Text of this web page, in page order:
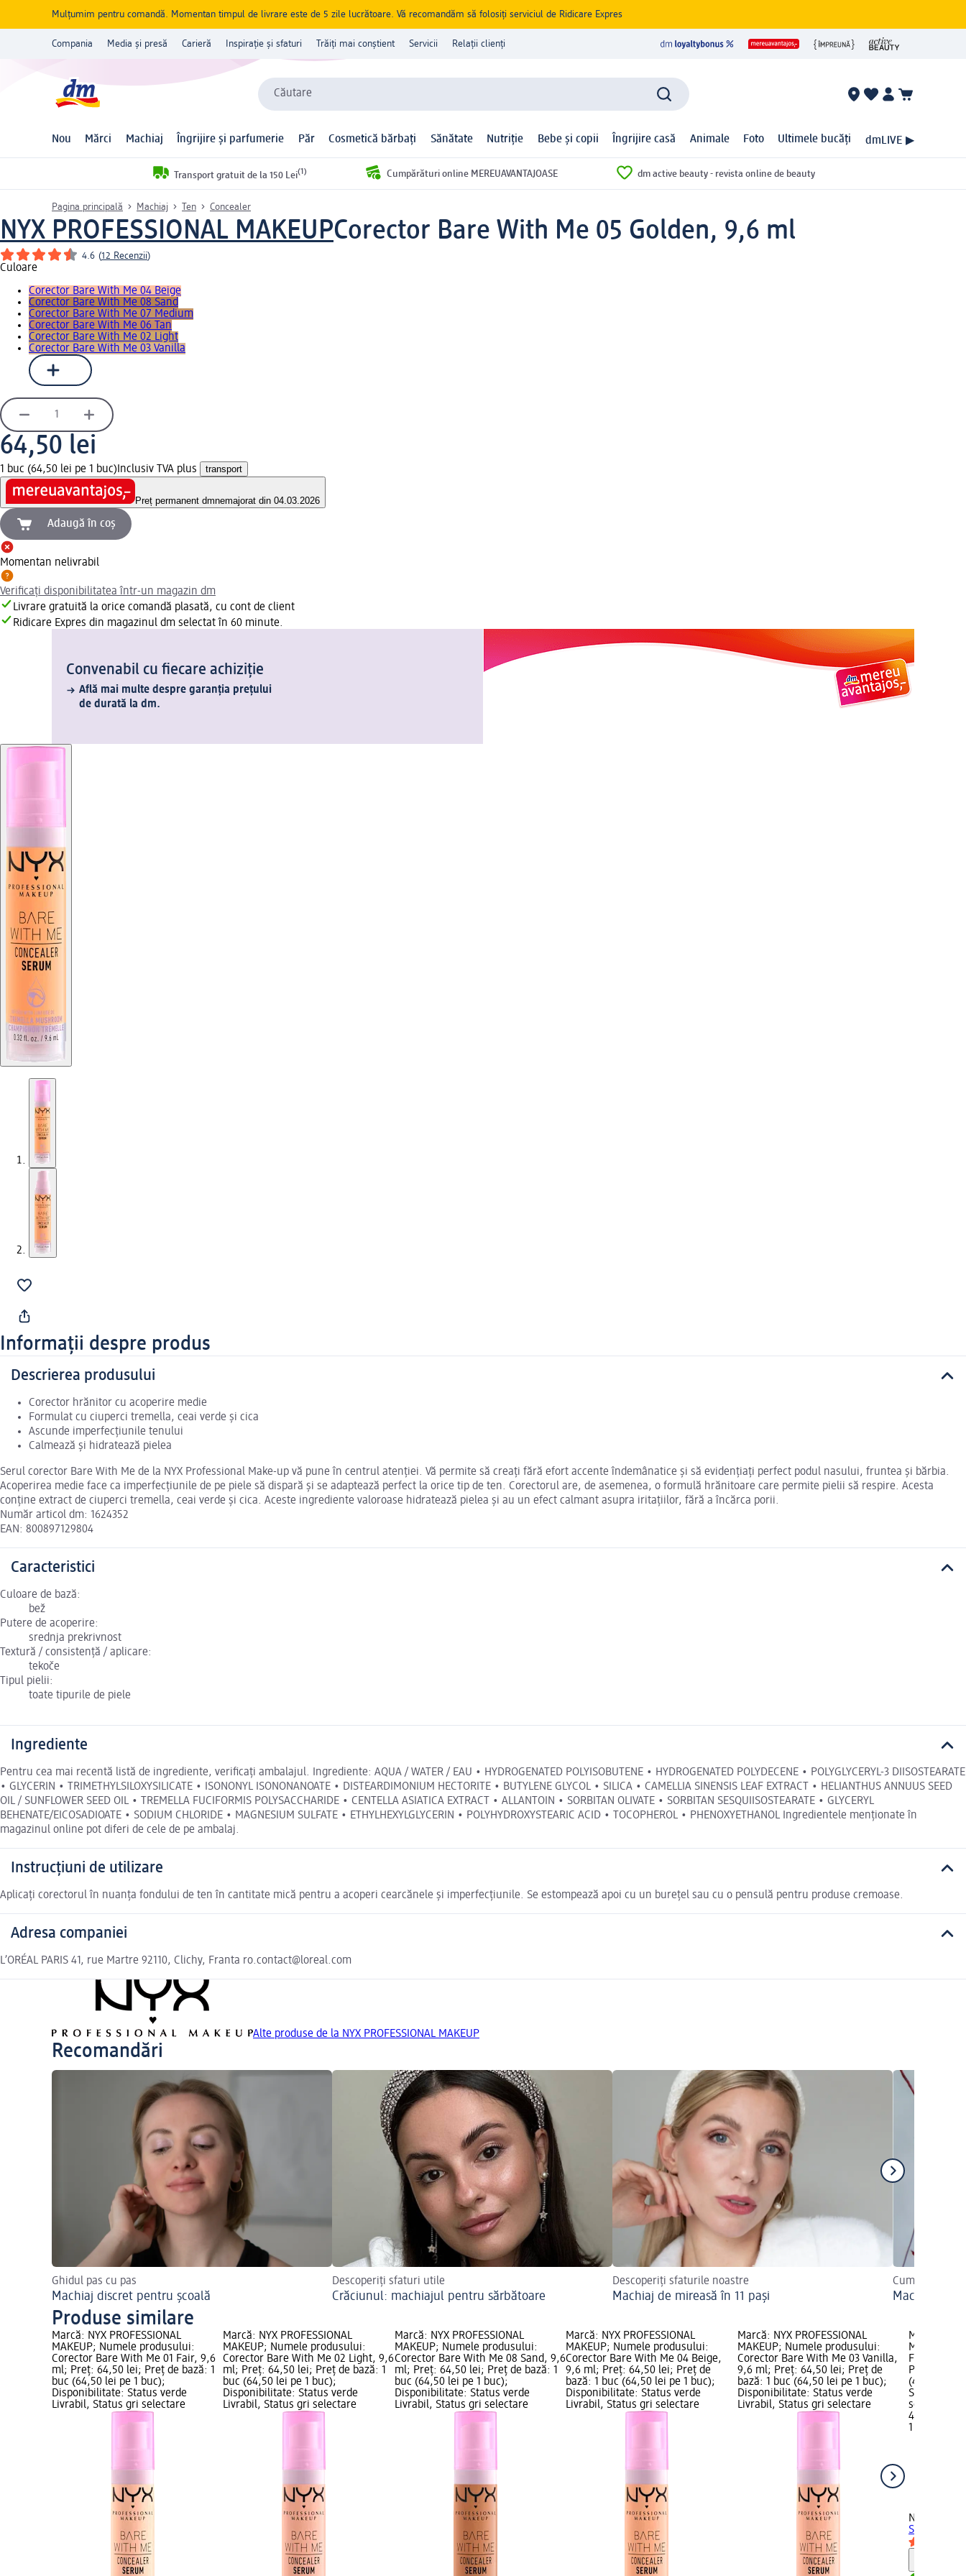
Mulțumim pentru comandă. Momentan timpul de livrare este de 5 zile lucrătoare. Vă recomandăm să folosiți serviciul de Ridicare Expres
Compania Media și presă Carieră Inspirație și sfaturi Trăiți mai conștient Servicii Relații clienți
Căutare
Nou Mărci Machiaj Îngrijire și parfumerie Păr Cosmetică bărbați Sănătate Nutriție Bebe și copii Îngrijire casă Animale Foto Ultimele bucăți dmLIVE ▶
Transport gratuit de la 150 Lei(1) Cumpărături online MEREUAVANTAJOASE dm active beauty - revista online de beauty
Pagina principală Machiaj Ten Concealer
NYX PROFESSIONAL MAKEUPCorector Bare With Me 05 Golden, 9,6 ml
4.6 (12 Recenzii)
Culoare
Corector Bare With Me 04 Beige
Corector Bare With Me 08 Sand
Corector Bare With Me 07 Medium
Corector Bare With Me 06 Tan
Corector Bare With Me 02 Light
Corector Bare With Me 03 Vanilla
64,50 lei
1 buc (64,50 lei pe 1 buc) Inclusiv TVA plus transport
Preț permanent dmnemajorat din 04.03.2026
Adaugă în coș
Momentan nelivrabil
Verificați disponibilitatea într-un magazin dm
Livrare gratuită la orice comandă plasată, cu cont de client
Ridicare Expres din magazinul dm selectat în 60 minute.
Convenabil cu fiecare achiziție
Află mai multe despre garanția prețului
de durată la dm.
Informații despre produs
Descrierea produsului
Corector hrănitor cu acoperire medie
Formulat cu ciuperci tremella, ceai verde și cica
Ascunde imperfecțiunile tenului
Calmează și hidratează pielea
Serul corector Bare With Me de la NYX Professional Make-up vă pune în centrul atenției. Vă permite să creați fără efort accente îndemânatice și să evidențiați perfect podul nasului, fruntea și bărbia.
Acoperirea medie face ca imperfecțiunile de pe piele să dispară și se adaptează perfect la orice tip de ten. Corectorul are, de asemenea, o formulă hrănitoare care permite pielii să respire. Acesta
conține extract de ciuperci tremella, ceai verde și cica. Aceste ingrediente valoroase hidratează pielea și au un efect calmant asupra iritațiilor, fără a încărca porii.
Număr articol dm: 1624352
EAN: 800897129804
Caracteristici
Culoare de bază:
bež
Putere de acoperire:
srednja prekrivnost
Textură / consistență / aplicare:
tekoče
Tipul pielii:
toate tipurile de piele
Ingrediente
Pentru cea mai recentă listă de ingrediente, verificați ambalajul. Ingrediente: AQUA / WATER / EAU • HYDROGENATED POLYISOBUTENE • HYDROGENATED POLYDECENE • POLYGLYCERYL-3 DIISOSTEARATE
• GLYCERIN • TRIMETHYLSILOXYSILICATE • ISONONYL ISONONANOATE • DISTEARDIMONIUM HECTORITE • BUTYLENE GLYCOL • SILICA • CAMELLIA SINENSIS LEAF EXTRACT • HELIANTHUS ANNUUS SEED
OIL / SUNFLOWER SEED OIL • TREMELLA FUCIFORMIS POLYSACCHARIDE • CENTELLA ASIATICA EXTRACT • ALLANTOIN • SORBITAN OLIVATE • SORBITAN SESQUIISOSTEARATE • GLYCERYL
BEHENATE/EICOSADIOATE • SODIUM CHLORIDE • MAGNESIUM SULFATE • ETHYLHEXYLGLYCERIN • POLYHYDROXYSTEARIC ACID • TOCOPHEROL • PHENOXYETHANOL Ingredientele menționate în
magazinul online pot diferi de cele de pe ambalaj.
Instrucțiuni de utilizare
Aplicați corectorul în nuanța fondului de ten în cantitate mică pentru a acoperi cearcănele și imperfecțiunile. Se estompează apoi cu un burețel sau cu o pensulă pentru produse cremoase.
Adresa companiei
L’ORÉAL PARIS 41, rue Martre 92110, Clichy, Franta ro.contact@loreal.com
Alte produse de la NYX PROFESSIONAL MAKEUP
Recomandări
Ghidul pas cu pas
Machiaj discret pentru școală
Descoperiți sfaturi utile
Crăciunul: machiajul pentru sărbătoare
Descoperiți sfaturile noastre
Machiaj de mireasă în 11 pași
Cum îl puteți
Machiajul
Produse similare
Marcă: NYX PROFESSIONAL
MAKEUP; Numele produsului:
Corector Bare With Me 01 Fair, 9,6
ml; Preț: 64,50 lei; Preț de bază: 1
buc (64,50 lei pe 1 buc);
Disponibilitate: Status verde
Livrabil, Status gri selectare
Marcă: NYX PROFESSIONAL
MAKEUP; Numele produsului:
Corector Bare With Me 02 Light, 9,6
ml; Preț: 64,50 lei; Preț de bază: 1
buc (64,50 lei pe 1 buc);
Disponibilitate: Status verde
Livrabil, Status gri selectare
Marcă: NYX PROFESSIONAL
MAKEUP; Numele produsului:
Corector Bare With Me 08 Sand, 9,6
ml; Preț: 64,50 lei; Preț de bază: 1
buc (64,50 lei pe 1 buc);
Disponibilitate: Status verde
Livrabil, Status gri selectare
Marcă: NYX PROFESSIONAL
MAKEUP; Numele produsului:
Corector Bare With Me 04 Beige,
9,6 ml; Preț: 64,50 lei; Preț de
bază: 1 buc (64,50 lei pe 1 buc);
Disponibilitate: Status verde
Livrabil, Status gri selectare
Marcă: NYX PROFESSIONAL
MAKEUP; Numele produsului:
Corector Bare With Me 03 Vanilla,
9,6 ml; Preț: 64,50 lei; Preț de
bază: 1 buc (64,50 lei pe 1 buc);
Disponibilitate: Status verde
Livrabil, Status gri selectare
Marcă: NYX
MAKEUP;
Fix Stick
Preț: 48,95
(48,95 lei
Status
selectare
48,95 lei
1 buc
NYX
Stick